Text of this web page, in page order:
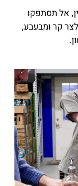
אל תסתפקו
קר ומבעבע,